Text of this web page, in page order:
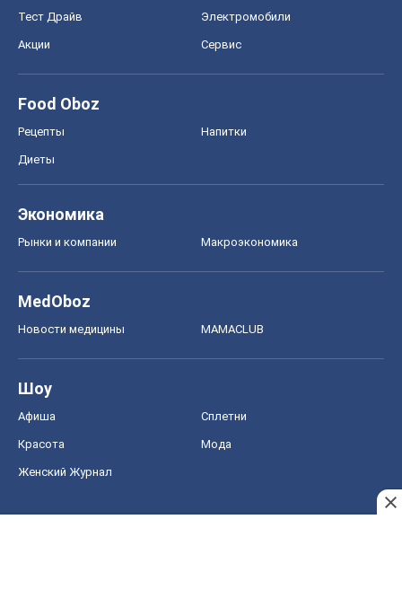
Тест Драйв Электромобили
Акции Сервис
Food Oboz
Рецепты Напитки
Диеты
Экономика
Рынки и компании Mакроэкономика
MedOboz
Новости медицины MAMACLUB
Шоу
Афиша Сплетни
Красота Мода
Женский Журнал